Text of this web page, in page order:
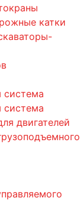
катки
система
система
двигателей